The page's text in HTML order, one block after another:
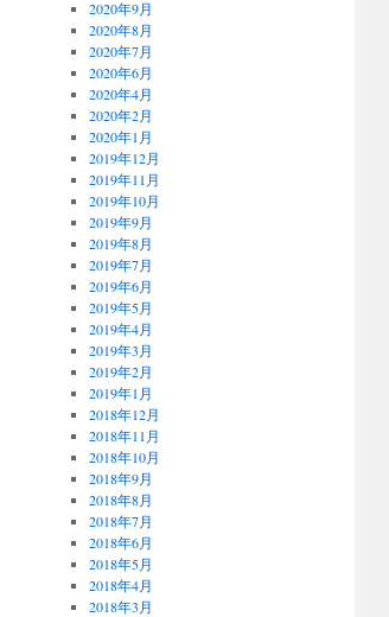
2020年9月
2020年8月
2020年7月
2020年6月
2020年4月
2020年2月
2020年1月
2019年12月
2019年11月
2019年10月
2019年9月
2019年8月
2019年7月
2019年6月
2019年5月
2019年4月
2019年3月
2019年2月
2019年1月
2018年12月
2018年11月
2018年10月
2018年9月
2018年8月
2018年7月
2018年6月
2018年5月
2018年4月
2018年3月